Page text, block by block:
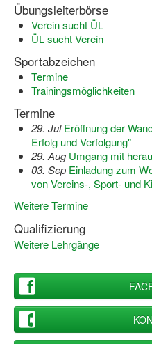
Open Sports Day
Dortmund lernt
Mädchen in
Bewegungszwerge
Mini-Sportabzeichen
Sportgutschein 4.0
SportartCheck
Sport im Ganztag
Integration durch Sport
NRW bewegt seine
Übungsleiterbörse
Verein sucht ÜL
ÜL sucht Verein
Sportabzeichen
Termine
Trainingsmöglichkeiten
Termine
29. Jul Eröffnung der
Erfolg und Verfolgung"
29. Aug Umgang mit
03. Sep Einladung zum
von Vereins-, Sport- und
Weitere Termine
Qualifizierung
Weitere Lehrgänge